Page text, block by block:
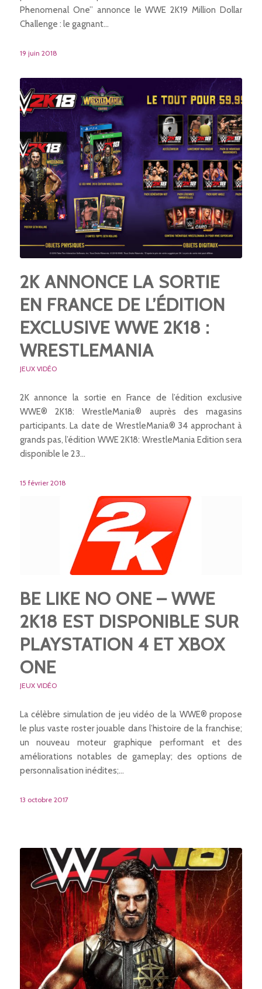
Phenomenal One” annonce le WWE 2K19 Million Dollar
Challenge : le gagnant…
19 juin 2018
2K ANNONCE LA SORTIE
EN FRANCE DE L’ÉDITION
EXCLUSIVE WWE 2K18 :
WRESTLEMANIA
JEUX VIDÉO
2K annonce la sortie en France de l’édition exclusive
WWE® 2K18: WrestleMania® auprès des magasins
participants. La date de WrestleMania® 34 approchant à
grands pas, l’édition WWE 2K18: WrestleMania Edition sera
disponible le 23…
15 février 2018
BE LIKE NO ONE – WWE
2K18 EST DISPONIBLE SUR
PLAYSTATION 4 ET XBOX
ONE
JEUX VIDÉO
La célèbre simulation de jeu vidéo de la WWE® propose
le plus vaste roster jouable dans l’histoire de la franchise;
un nouveau moteur graphique performant et des
améliorations notables de gameplay; des options de
personnalisation inédites;…
13 octobre 2017